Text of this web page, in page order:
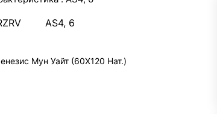
AS4, 6
Мун Уайт (60X120 Нат.)